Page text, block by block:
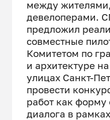
между
девелоперами.
предложил
совместные
Комитетом по
и архитектуре
улицах Санкт-
провести
работ как форму
диалога в